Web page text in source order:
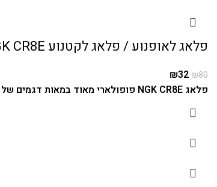
פלאג לאופנוע / פלאג לקטנוע NGK CR8E אינדונזיה
₪80
₪32
פלאג NGK CR8E פופולארי מאוד במאות דגמים של קטנועים ואופנועים וטרקטורונים.